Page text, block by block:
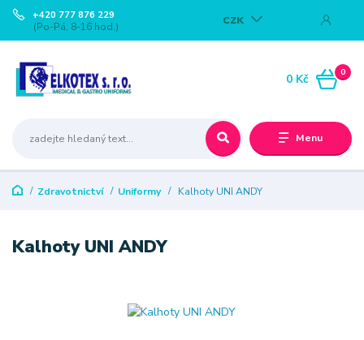
Menu
CZK
+420 777 876 229
(Po-Pá, 8-16 hod.)
0
0 Kč
Zdravotnictví Uniformy Kalhoty UNI ANDY
Kalhoty UNI ANDY